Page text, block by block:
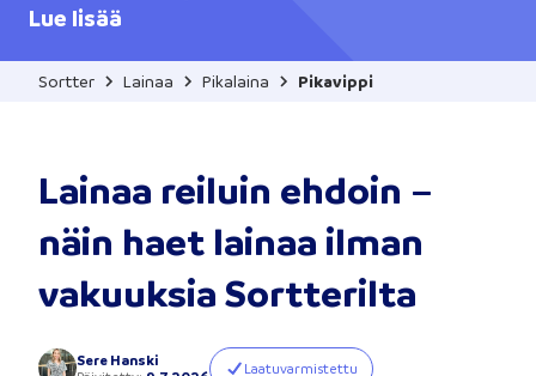
Lue lisää
Sortter Lainaa Pikalaina Pikavippi
Lainaa reiluin ehdoin –
näin haet lainaa ilman
vakuuksia Sortterilta
Sere Hanski
Laatuvarmistettu